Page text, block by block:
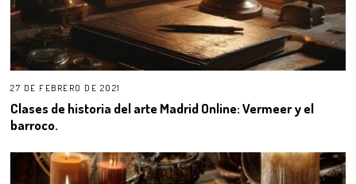
27 DE FEBRERO DE 2021
Clases de historia del arte Madrid Online: Vermeer y el
barroco.